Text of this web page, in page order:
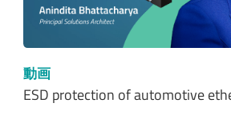
動画
ESD protection of automotive